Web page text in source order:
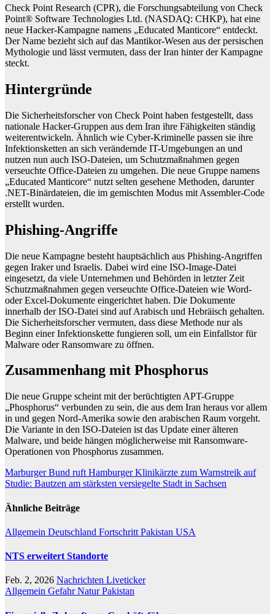
Check Point Research (CPR), die Forschungsabteilung von Check
Point® Software Technologies Ltd. (NASDAQ: CHKP), hat eine
neue Hacker-Kampagne namens „Educated Manticore“ entdeckt.
Der Name bezieht sich auf das Mantikor-Wesen aus der persischen
Mythologie und lässt vermuten, dass der Iran hinter der Kampagne
steckt.
Hintergründe
Die Sicherheitsforscher von Check Point haben festgestellt, dass
nationale Hacker-Gruppen aus dem Iran ihre Fähigkeiten ständig
weiterentwickeln. Ähnlich wie Cyber-Kriminelle passen sie ihre
Infektionsketten an sich verändernde IT-Umgebungen an und
nutzen nun auch ISO-Dateien, um Schutzmaßnahmen gegen
verseuchte Office-Dateien zu umgehen. Die neue Gruppe namens
„Educated Manticore“ nutzt selten gesehene Methoden, darunter
.NET-Binärdateien, die im gemischten Modus mit Assembler-Code
erstellt wurden.
Phishing-Angriffe
Die neue Kampagne besteht hauptsächlich aus Phishing-Angriffen
gegen Iraker und Israelis. Dabei wird eine ISO-Image-Datei
eingesetzt, da viele Unternehmen und Behörden in letzter Zeit
Schutzmaßnahmen gegen verseuchte Office-Dateien wie Word-
oder Excel-Dokumente eingerichtet haben. Die Dokumente
innerhalb der ISO-Datei sind auf Arabisch und Hebräisch gehalten.
Die Sicherheitsforscher vermuten, dass diese Methode nur als
Beginn einer Infektionskette fungieren soll, um ein Einfallstor für
Malware oder Ransomware zu öffnen.
Zusammenhang mit Phosphorus
Die neue Gruppe scheint mit der berüchtigten APT-Gruppe
„Phosphorus“ verbunden zu sein, die aus dem Iran heraus vor allem
in und gegen Nord-Amerika sowie den arabischen Raum vorgeht.
Die Variante in den ISO-Dateien ist das Update einer älteren
Malware, und beide hängen möglicherweise mit Ransomware-
Operationen von Phosphorus zusammen.
Beitragsnavigation
Marburger Bund ruft Hamburger Klinikärzte zum Warnstreik auf
Studie: Bautzen am stärksten versiegelte Stadt in Sachsen
Ähnliche Beiträge
Allgemein Deutschland Fortschritt Pakistan USA
NTS erweitert Standorte
Feb. 2, 2026 Nachrichten Liveticker
Allgemein GefahrNaturPakistan